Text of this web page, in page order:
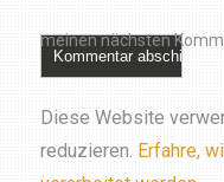
meinen nächsten
Diese Website
reduzieren. Erfahre,